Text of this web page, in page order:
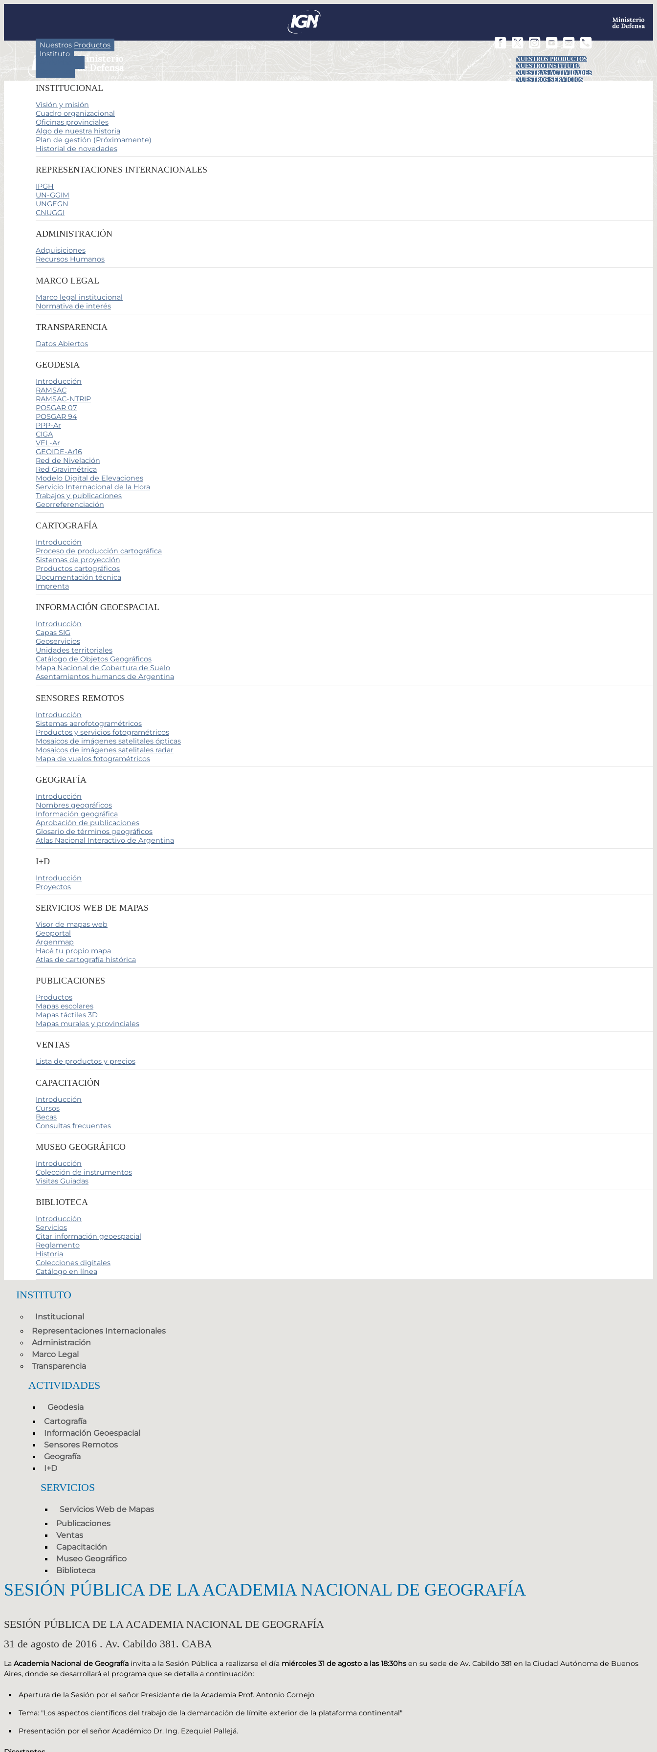
NUESTROS PRODUCTOS
NUESTRO INSTITUTO
NUESTRAS ACTIVIDADES
NUESTROS SERVICIOS
Nuestros Productos
Instituto
INSTITUCIONAL
Visión y misión
Cuadro organizacional
Oficinas provinciales
Algo de nuestra historia
Plan de gestión (Próximamente)
Historial de novedades
REPRESENTACIONES INTERNACIONALES
IPGH
UN-GGIM
UNGEGN
CNUGGI
ADMINISTRACIÓN
Adquisiciones
Recursos Humanos
MARCO LEGAL
Marco legal institucional
Normativa de interés
TRANSPARENCIA
Datos Abiertos
GEODESIA
Introducción
RAMSAC
RAMSAC-NTRIP
POSGAR 07
POSGAR 94
PPP-Ar
CIGA
VEL-Ar
GEOIDE-Ar16
Red de Nivelación
Red Gravimétrica
Modelo Digital de Elevaciones
Servicio Internacional de la Hora
Trabajos y publicaciones
Georreferenciación
CARTOGRAFÍA
Introducción
Proceso de producción cartográfica
Sistemas de proyección
Productos cartográficos
Documentación técnica
Imprenta
INFORMACIÓN GEOESPACIAL
Introducción
Capas SIG
Geoservicios
Unidades territoriales
Catálogo de Objetos Geográficos
Mapa Nacional de Cobertura de Suelo
Asentamientos humanos de Argentina
SENSORES REMOTOS
Introducción
Sistemas aerofotogramétricos
Productos y servicios fotogramétricos
Mosaicos de imágenes satelitales ópticas
Mosaicos de imágenes satelitales radar
Mapa de vuelos fotogramétricos
GEOGRAFÍA
Introducción
Nombres geográficos
Información geográfica
Aprobación de publicaciones
Glosario de términos geográficos
Atlas Nacional Interactivo de Argentina
I+D
Introducción
Proyectos
SERVICIOS WEB DE MAPAS
Visor de mapas web
Geoportal
Argenmap
Hacé tu propio mapa
Atlas de cartografía histórica
PUBLICACIONES
Productos
Mapas escolares
Mapas táctiles 3D
Mapas murales y provinciales
VENTAS
Lista de productos y precios
CAPACITACIÓN
Introducción
Cursos
Becas
Consultas frecuentes
MUSEO GEOGRÁFICO
Introducción
Colección de instrumentos
Visitas Guiadas
BIBLIOTECA
Introducción
Servicios
Citar información geoespacial
Reglamento
Historia
Colecciones digitales
Catálogo en línea
INSTITUTO
Institucional
Representaciones Internacionales
Administración
Marco Legal
Transparencia
ACTIVIDADES
Geodesia
Cartografía
Información Geoespacial
Sensores Remotos
Geografía
I+D
SERVICIOS
Servicios Web de Mapas
Publicaciones
Ventas
Capacitación
Museo Geográfico
Biblioteca
SESIÓN PÚBLICA DE LA ACADEMIA NACIONAL DE GEOGRAFÍA
SESIÓN PÚBLICA DE LA ACADEMIA NACIONAL DE GEOGRAFÍA
31 de agosto de 2016 . Av. Cabildo 381. CABA
La Academia Nacional de Geografía invita a la Sesión Pública a realizarse el día miércoles 31 de agosto a las 18:30hsen su sede de Av. Cabildo 381 en la Ciudad Autónoma de Buenos
Aires, donde se desarrollará el programa que se detalla a continuación:
Apertura de la Sesión por el señor Presidente de la Academia Prof. Antonio Cornejo
Tema: "Los aspectos científicos del trabajo de la demarcación de límite exterior de la plataforma continental"
Presentación por el señor Académico Dr. Ing. Ezequiel Pallejá.